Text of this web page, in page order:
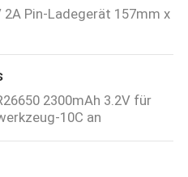
2A Pin-Ladegerät 157mm x
2300mAh 3.2V für
10C an